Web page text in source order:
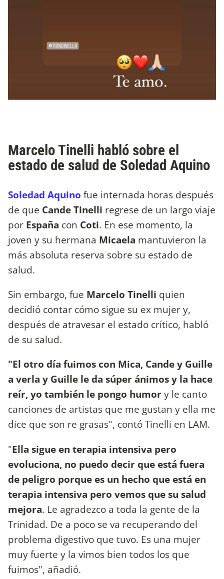
Marcelo Tinelli habló sobre el
estado de salud de Soledad Aquino
Soledad Aquino fue internada horas después
de que Cande Tinelli regrese de un largo viaje
por España con Coti. En ese momento, la
joven y su hermana Micaela mantuvieron la
más absoluta reserva sobre su estado de
salud.
Sin embargo, fue Marcelo Tinelli quien
decidió contar cómo sigue su ex mujer y,
después de atravesar el estado crítico, habló
de su salud.
"El otro día fuimos con Mica, Cande y Guille
a verla y Guille le da súper ánimos y la hace
reír, yo también le pongo humory le canto
canciones de artistas que me gustan y ella me
dice que son re grasas", contó Tinelli en LAM.
"Ella sigue en terapia intensiva pero
evoluciona, no puedo decir que está fuera
de peligro porque es un hecho que está en
terapia intensiva pero vemos que su salud
mejora. Le agradezco a toda la gente de la
Trinidad. De a poco se va recuperando del
problema digestivo que tuvo. Es una mujer
muy fuerte y la vimos bien todos los que
fuimos", añadió.